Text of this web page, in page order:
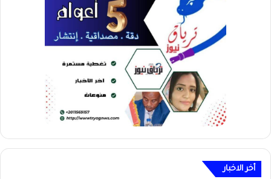
أخر الاخبار